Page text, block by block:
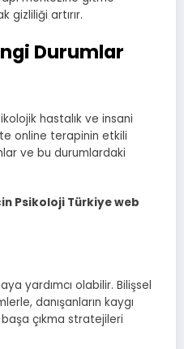
gizliliği artırır.
Durumlar
hastalık ve insani
online terapinin etkili
ve bu durumlardaki
Psikoloji Türkiye web
yardımcı olabilir. Bilişsel
danışanların kaygı
çıkma stratejileri